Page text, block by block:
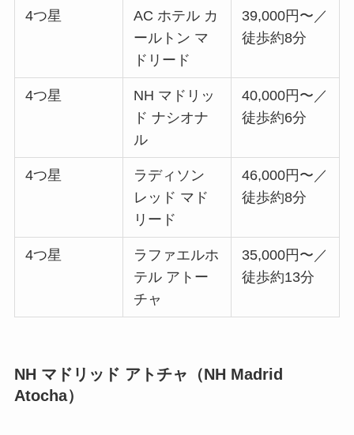
4つ星
AC ホテル カ
ールトン マ
ドリード
39,000円〜／
徒歩約8分
4つ星
NH マドリッ
ド ナシオナ
ル
40,000円〜／
徒歩約6分
4つ星
ラディソン
レッド マド
リード
46,000円〜／
徒歩約8分
4つ星
ラファエルホ
テル アトー
チャ
35,000円〜／
徒歩約13分
NH マドリッド アトチャ（NH Madrid
Atocha）